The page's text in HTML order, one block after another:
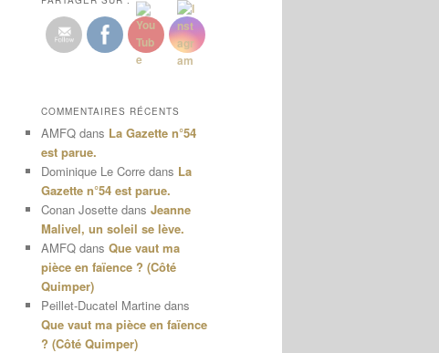
COMMENTAIRES RÉCENTS
AMFQ dans La Gazette n°54
est parue.
Dominique Le Corre dans La
Gazette n°54 est parue.
Conan Josette dans Jeanne
Malivel, un soleil se lève.
AMFQ dans Que vaut ma
pièce en faïence ? (Côté
Quimper)
Peillet-Ducatel Martine dans
Que vaut ma pièce en faïence
? (Côté Quimper)